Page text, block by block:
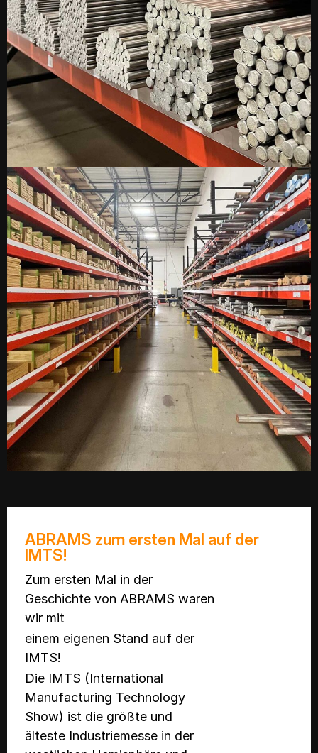
ABRAMS zum ersten Mal auf der
IMTS!
Zum ersten Mal in der
Geschichte von ABRAMS waren
wir mit
einem eigenen Stand auf der
IMTS!
Die IMTS (International
Manufacturing Technology
Show) ist die größte und
älteste Industriemesse in der